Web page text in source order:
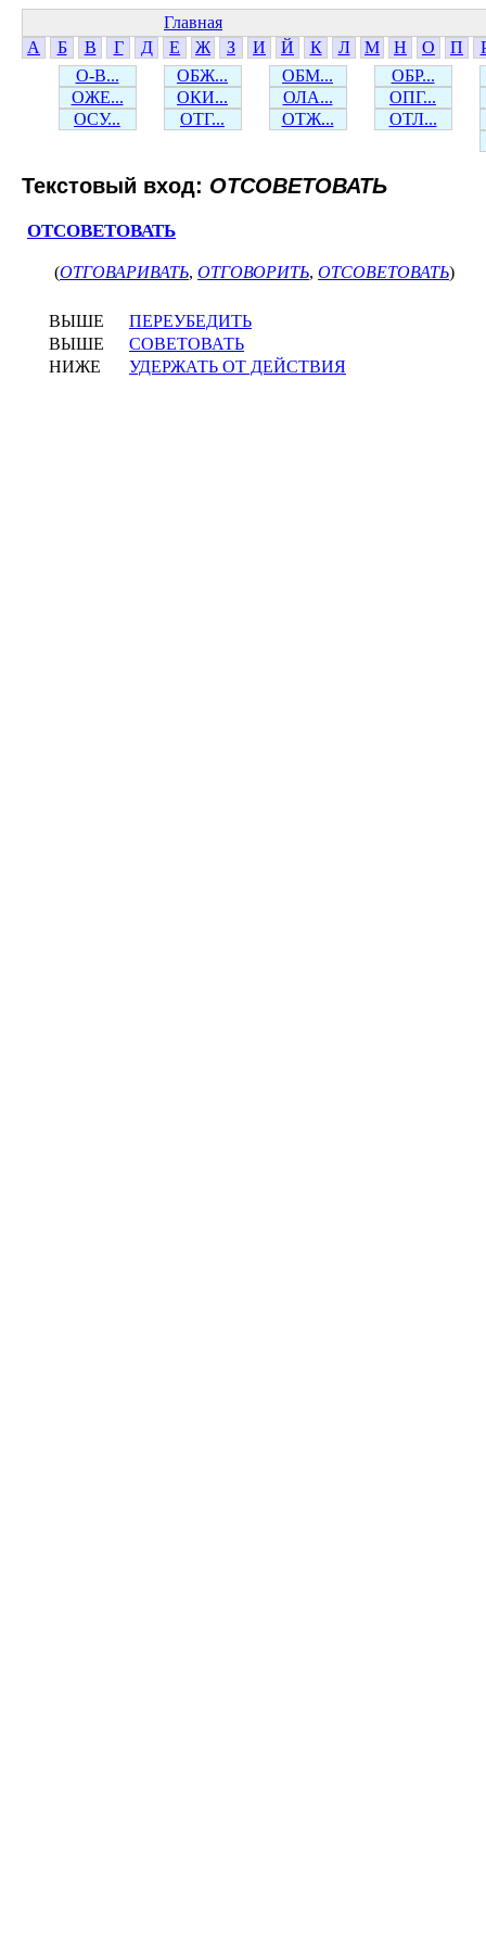
Главная
А
Б В Г Д Е Ж З И Й К Л М Н О П
О-В...
ОБЖ... ОБМ...
ОБР...
ОЖЕ...
ОКИ... ОЛА...
ОПГ...
ОСУ...
ОТГ... ОТЖ... ОТЛ...
Текстовый вход: ОТСОВЕТОВАТЬ
ОТСОВЕТОВАТЬ
(ОТГОВАРИВАТЬ, ОТГОВОРИТЬ, ОТСОВЕТОВАТЬ)
ВЫШЕ
ПЕРЕУБЕДИТЬ
ВЫШЕ
СОВЕТОВАТЬ
НИЖЕ
УДЕРЖАТЬ ОТ ДЕЙСТВИЯ